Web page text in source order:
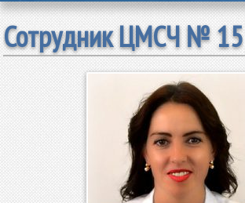
Сотрудник ЦМСЧ № 15